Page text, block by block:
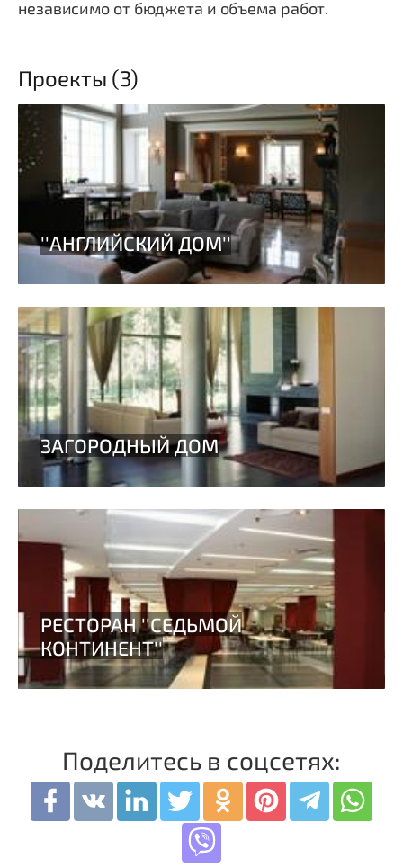
независимо от бюджета и объема работ.
Проекты (3)
Поделитесь в соцсетях: